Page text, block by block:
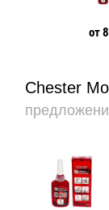
от
Chester